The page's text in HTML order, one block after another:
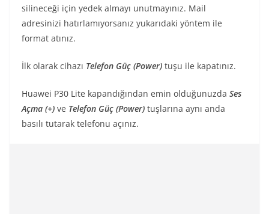
silineceği için yedek almayı unutmayınız. Mail
adresinizi hatırlamıyorsanız yukarıdaki yöntem ile
format atınız.
İlk olarak cihazı Telefon Güç (Power) tuşu ile kapatınız.
Huawei P30 Lite kapandığından emin olduğunuzda Ses
Açma (+) ve Telefon Güç (Power) tuşlarına aynı anda
basılı tutarak telefonu açınız.